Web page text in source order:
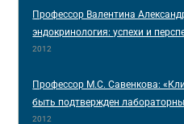
Профессор Валентина
эндокринология: успехи и
2012
Профессор М.С. Савенкова:
быть подтвержден
2012